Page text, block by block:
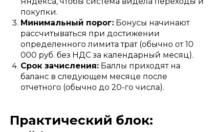
покупки.
Минимальный порог: Бонусы начинают
рассчитываться при достижении
определенного лимита трат (обычно от 10
000 руб. без НДС за календарный месяц).
Срок зачисления: Баллы приходят на
баланс в следующем месяце после
отчетного (обычно до 20-го числа).
Практический блок: